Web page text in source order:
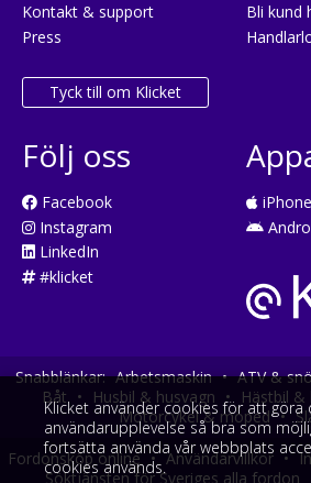
Kontakt & support
Press
Tyck till om Klicket
Bli kund
Följ oss
Facebook
Instagram
LinkedIn
#klicket
Snabblänkar: Arbetsmaskin • ATV &
Båt • Husbil & husvagn • Hästbil &
Motorcykel & moped •
Fordonsköp online • Användarvillkor •
Söktjänsten för Sveriges alla fordon
Klicket använder cookies för att göra
användarupplevelse så bra som
fortsätta använda vår webbplats
cookies används.